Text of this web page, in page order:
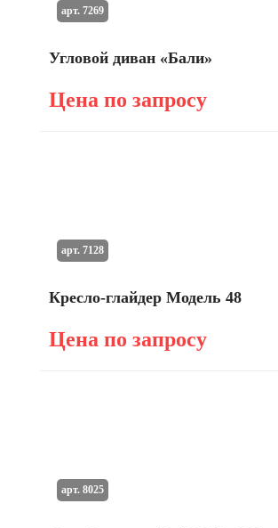
Угловой диван «Бали»
Цена по запросу
арт. 7269
Кресло-глайдер Модель 48
Цена по запросу
арт. 7128
арт. 8025